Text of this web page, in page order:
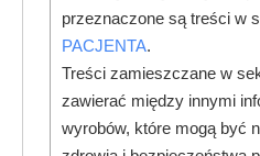
zgoda na
(zgoda na
osobowych w
marketingowych
przeznaczone są treści w
PACJENTA.
Treści zamieszczane w
zawierać między innymi
wyrobów, które mogą być